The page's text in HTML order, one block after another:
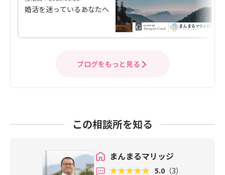
婚活を迷っているあなたへ
ブログをもっと見る
この相談所を知る
まんまるマリッジ
5.0 （3）